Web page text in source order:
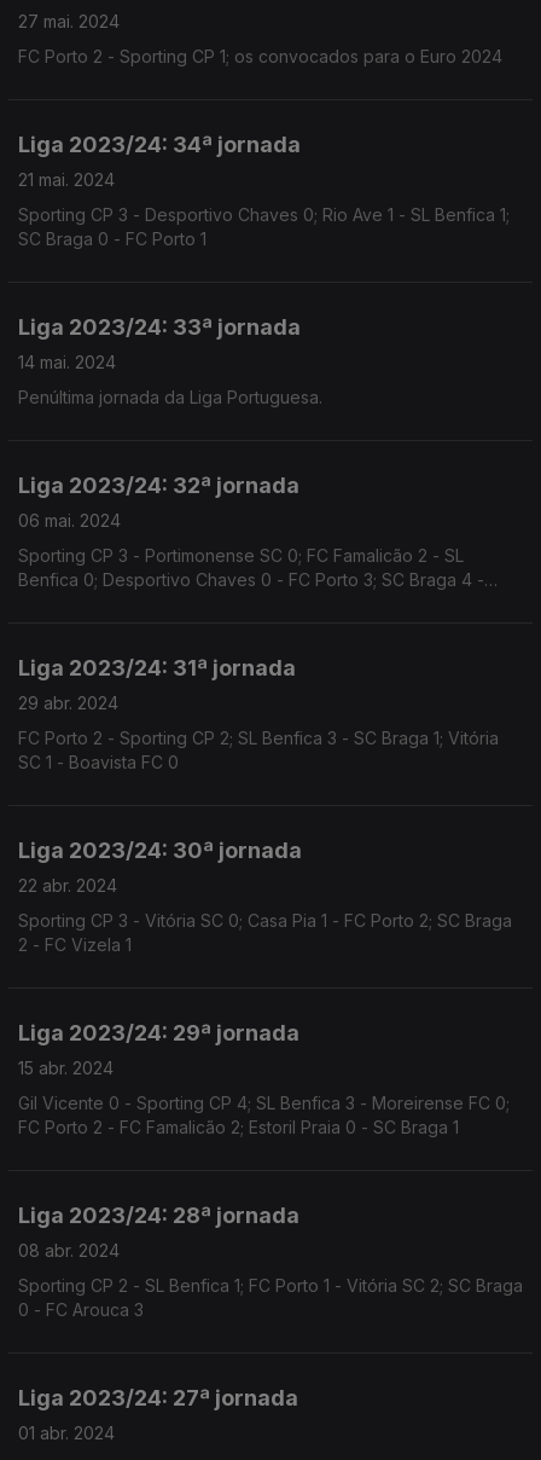
27 mai. 2024
FC Porto 2 - Sporting CP 1; os convocados para o Euro 2024
Liga 2023/24: 34ª jornada
21 mai. 2024
Sporting CP 3 - Desportivo Chaves 0; Rio Ave 1 - SL Benfica 1;
SC Braga 0 - FC Porto 1
Liga 2023/24: 33ª jornada
14 mai. 2024
Penúltima jornada da Liga Portuguesa.
Liga 2023/24: 32ª jornada
06 mai. 2024
Sporting CP 3 - Portimonense SC 0; FC Famalicão 2 - SL
Benfica 0; Desportivo Chaves 0 - FC Porto 3; SC Braga 4 -
Liga 2023/24: 31ª jornada
29 abr. 2024
FC Porto 2 - Sporting CP 2; SL Benfica 3 - SC Braga 1; Vitória
SC 1 - Boavista FC 0
Liga 2023/24: 30ª jornada
22 abr. 2024
Sporting CP 3 - Vitória SC 0; Casa Pia 1 - FC Porto 2; SC Braga
2 - FC Vizela 1
Liga 2023/24: 29ª jornada
15 abr. 2024
Gil Vicente 0 - Sporting CP 4; SL Benfica 3 - Moreirense FC 0;
FC Porto 2 - FC Famalicão 2; Estoril Praia 0 - SC Braga 1
Liga 2023/24: 28ª jornada
08 abr. 2024
Sporting CP 2 - SL Benfica 1; FC Porto 1 - Vitória SC 2; SC Braga
0 - FC Arouca 3
Liga 2023/24: 27ª jornada
01 abr. 2024